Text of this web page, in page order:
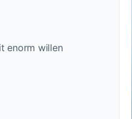
enorm willen